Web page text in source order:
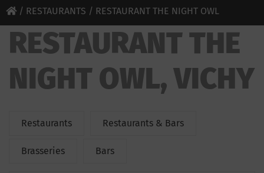
/ RESTAURANTS / RESTAURANT THE NIGHT OWL
RESTAURANT THE
NIGHT OWL, VICHY
Restaurants Restaurants & Bars
Brasseries Bars